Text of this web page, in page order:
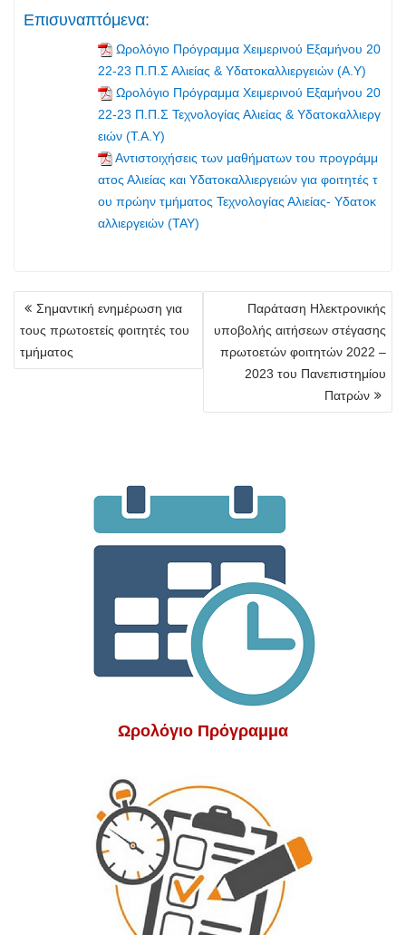
Επισυναπτόμενα:
Ωρολόγιο Πρόγραμμα Χειμερινού Εξαμήνου 20
22-23 Π.Π.Σ Αλιείας & Υδατοκαλλιεργειών (Α.Υ)
Ωρολόγιο Πρόγραμμα Χειμερινού Εξαμήνου 20
22-23 Π.Π.Σ Τεχνολογίας Αλιείας & Υδατοκαλλιεργ
ειών (Τ.Α.Υ)
Aντιστοιχήσεις των μαθήματων του προγράμμ
ατος Αλιείας και Υδατοκαλλιεργειών για φοιτητές τ
ου πρώην τμήματος Τεχνολογίας Αλιείας- Υδατοκ
αλλιεργειών (ΤΑΥ)
Πλοήγηση
άρθρων
Σημαντική ενημέρωση για
τους πρωτοετείς φοιτητές του
τμήματος
Παράταση Ηλεκτρονικής
υποβολής αιτήσεων στέγασης
πρωτοετών φοιτητών 2022 –
2023 του Πανεπιστημίου
Πατρών
Ωρολόγιο Πρόγραμμα